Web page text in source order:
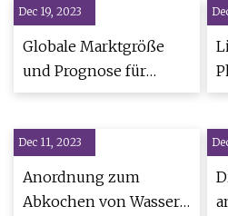
Dec 19, 2023
Globale Marktgröße
und Prognose für
Dec 11, 2023
Anordnung zum
Abkochen von Wasser